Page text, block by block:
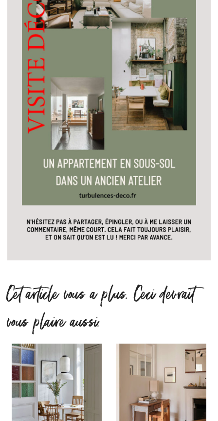
Cet article vous a plus. Ceci devrait
vous plaire aussi.